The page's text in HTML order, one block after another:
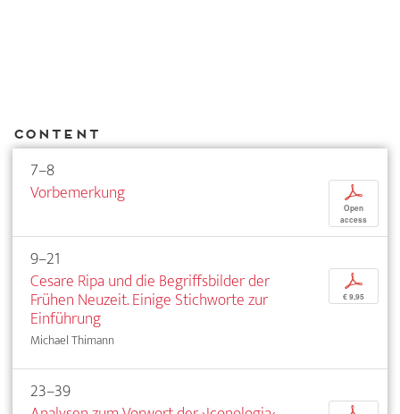
Content
7–8
Vorbemerkung
p
Open
access
9–21
Cesare Ripa und die Begriffsbilder der
Frühen Neuzeit. Einige Stichworte zur
Einführung
Michael Thimann
p
€ 9,95
23–39